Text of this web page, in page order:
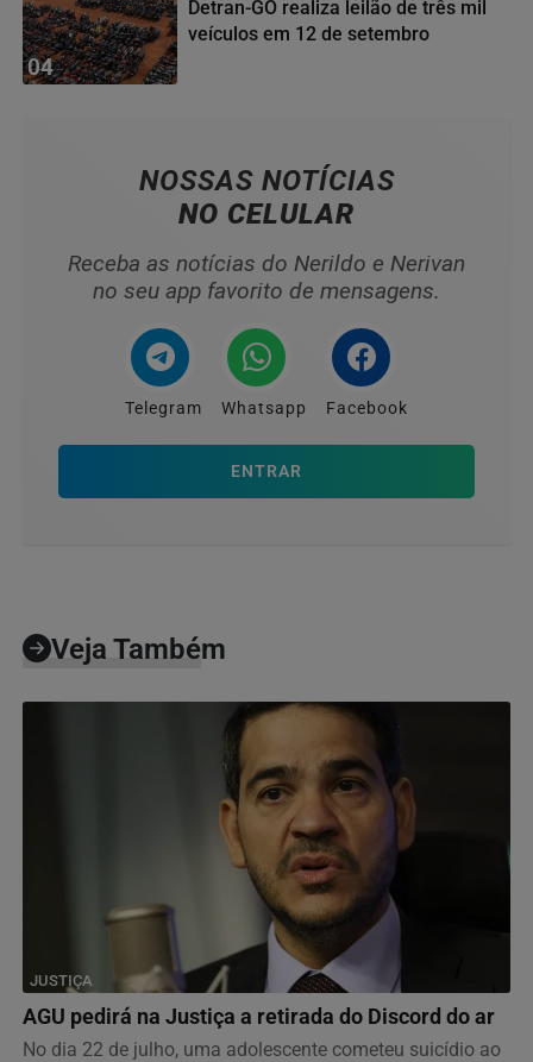
04
Detran-GO realiza leilão de três mil
veículos em 12 de setembro
NOSSAS NOTÍCIAS
NO CELULAR
Receba as notícias do Nerildo e Nerivan
no seu app favorito de mensagens.
Telegram Whatsapp Facebook
ENTRAR
Veja Também
JUSTIÇA
AGU pedirá na Justiça a retirada do Discord do ar
No dia 22 de julho, uma adolescente cometeu suicídio ao